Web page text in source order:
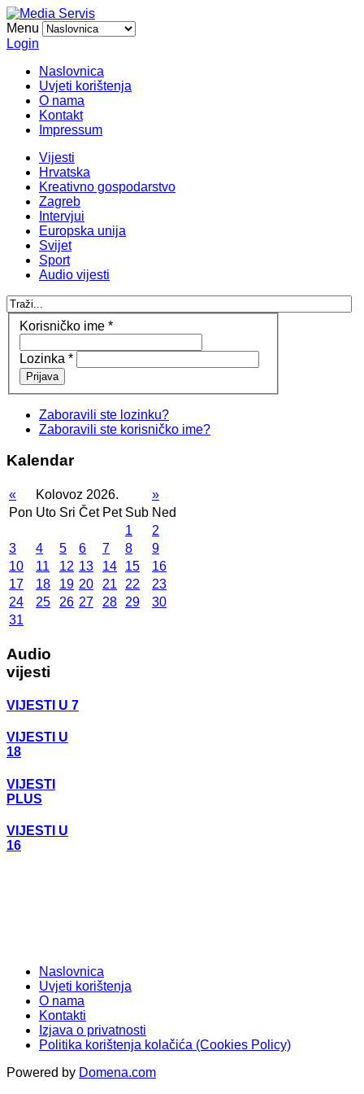
Menu
Login
Naslovnica
Uvjeti korištenja
O nama
Kontakt
Impressum
Vijesti
Hrvatska
Kreativno gospodarstvo
Zagreb
Intervjui
Europska unija
Svijet
Sport
Audio vijesti
Korisničko ime *
Lozinka *
Prijava
Zaboravili ste lozinku?
Zaboravili ste korisničko ime?
Kalendar
« Kolovoz 2026.
»
Pon Uto Sri Čet Pet Sub Ned
1
2
3
4 5 6 7 8
9
10
11 12 13 14 15
16
17
18 19 20 21 22
23
24
25 26 27 28 29
30
31
Audio
vijesti
VIJESTI U 7
VIJESTI U
18
VIJESTI
PLUS
VIJESTI U
16
Naslovnica
Uvjeti korištenja
O nama
Kontakti
Izjava o privatnosti
Politika korištenja kolačića (Cookies Policy)
Powered by Domena.com